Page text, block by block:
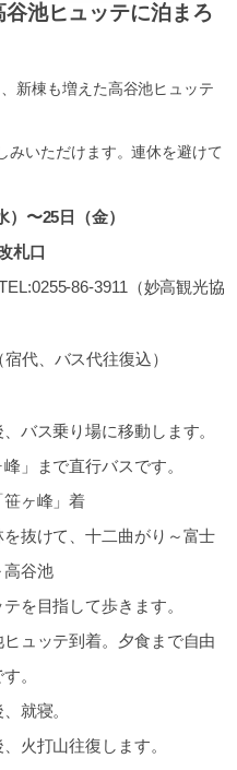
池ヒュッテに泊まろ
新棟も増えた高谷池ヒュッテ
みいただけます。連休を避けて
〜25日（金）
札口
86-3911（妙高観光協
宿代、バス代往復込）
バス乗り場に移動します。
峰」まで直行バスです。
笹ヶ峰」着
を抜けて、十二曲がり～富士
高谷池
テを目指して歩きます。
ュッテ到着。夕食まで自由
。
就寝。
火打山往復します。